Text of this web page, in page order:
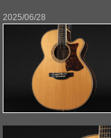
2025/06/28